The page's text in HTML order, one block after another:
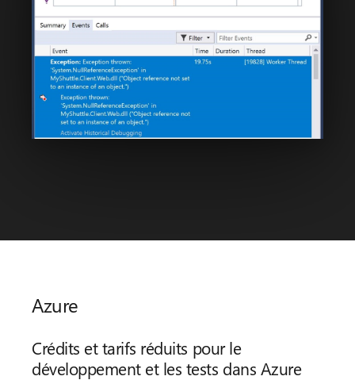
Azure
Crédits et tarifs réduits pour le
développement et les tests dans Azure